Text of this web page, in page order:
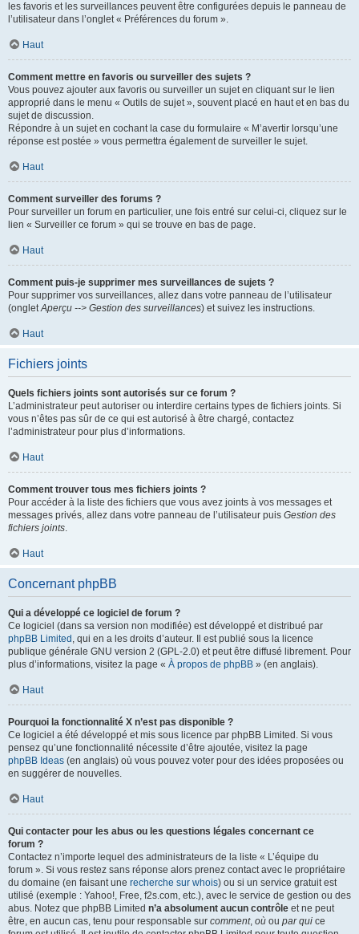
les favoris et les surveillances peuvent être configurées depuis le panneau de
l’utilisateur dans l’onglet « Préférences du forum ».
Haut
Comment mettre en favoris ou surveiller des sujets ?
Vous pouvez ajouter aux favoris ou surveiller un sujet en cliquant sur le lien
approprié dans le menu « Outils de sujet », souvent placé en haut et en bas du
sujet de discussion.
Répondre à un sujet en cochant la case du formulaire « M’avertir lorsqu’une
réponse est postée » vous permettra également de surveiller le sujet.
Haut
Comment surveiller des forums ?
Pour surveiller un forum en particulier, une fois entré sur celui-ci, cliquez sur le
lien « Surveiller ce forum » qui se trouve en bas de page.
Haut
Comment puis-je supprimer mes surveillances de sujets ?
Pour supprimer vos surveillances, allez dans votre panneau de l’utilisateur
(ongletAperçu --> Gestion des surveillances) et suivez les instructions.
Haut
Fichiers joints
Quels fichiers joints sont autorisés sur ce forum ?
L’administrateur peut autoriser ou interdire certains types de fichiers joints. Si
vous n’êtes pas sûr de ce qui est autorisé à être chargé, contactez
l’administrateur pour plus d’informations.
Haut
Comment trouver tous mes fichiers joints ?
Pour accéder à la liste des fichiers que vous avez joints à vos messages et
messages privés, allez dans votre panneau de l’utilisateur puis Gestion des
fichiers joints.
Haut
Concernant phpBB
Qui a développé ce logiciel de forum ?
Ce logiciel (dans sa version non modifiée) est développé et distribué par
phpBB Limited , qui en a les droits d’auteur. Il est publié sous la licence
publique générale GNU version 2 (GPL-2.0) et peut être diffusé librement. Pour
plus d’informations, visitez la page « À propos de phpBB » (en anglais).
Haut
Pourquoi la fonctionnalité X n’est pas disponible ?
Ce logiciel a été développé et mis sous licence par phpBB Limited. Si vous
pensez qu’une fonctionnalité nécessite d’être ajoutée, visitez la page
phpBB Ideas (en anglais) où vous pouvez voter pour des idées proposées ou
en suggérer de nouvelles.
Haut
Qui contacter pour les abus ou les questions légales concernant ce
forum ?
Contactez n’importe lequel des administrateurs de la liste « L’équipe du
forum ». Si vous restez sans réponse alors prenez contact avec le propriétaire
du domaine (en faisant une recherche sur whois) ou si un service gratuit est
utilisé (exemple : Yahoo!, Free, f2s.com, etc.), avec le service de gestion ou des
abus. Notez que phpBB Limited n’a absolument aucun contrôle et ne peut
être, en aucun cas, tenu pour responsable sur comment, où ou par qui ce